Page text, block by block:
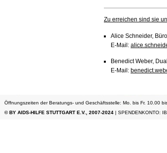
Zu erreichen sind sie
Alice Schneider,
E-Mail:
Benedict Weber,
E-Mail:
Öffnungszeiten der Beratungs- und Geschäftsstelle: Mo. bis Fr. 10.00
© BY AIDS-HILFE STUTTGART E.V., 2007-2024 | SPENDENKONTO: